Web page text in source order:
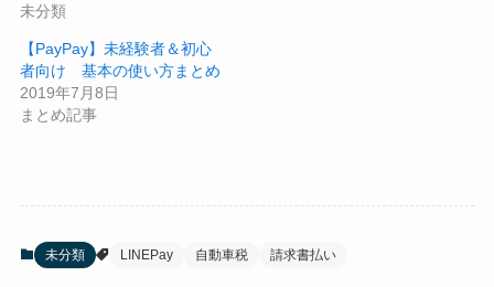
未分類
【PayPay】未経験者＆初心
者向け 基本の使い方まとめ
2019年7月8日
まとめ記事
未分類 LINEPay 自動車税 請求書払い